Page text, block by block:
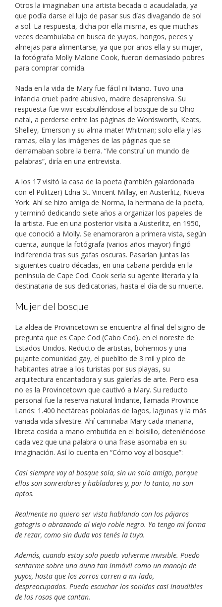
Otros la imaginaban una artista becada o acaudalada, ya
que podía darse el lujo de pasar sus días divagando de sol
a sol. La respuesta, dicha por ella misma, es que muchas
veces deambulaba en busca de yuyos, hongos, peces y
almejas para alimentarse, ya que por años ella y su mujer,
la fotógrafa Molly Malone Cook, fueron demasiado pobres
para comprar comida.
Nada en la vida de Mary fue fácil ni liviano. Tuvo una
infancia cruel: padre abusivo, madre desaprensiva. Su
respuesta fue vivir escabulléndose al bosque de su Ohio
natal, a perderse entre las páginas de Wordsworth, Keats,
Shelley, Emerson y su alma mater Whitman; solo ella y las
ramas, ella y las imágenes de las páginas que se
derramaban sobre la tierra. “Me construí un mundo de
palabras”, diría en una entrevista.
A los 17 visitó la casa de la poeta (también galardonada
con el Pulitzer) Edna St. Vincent Millay, en Austerlitz, Nueva
York. Ahí se hizo amiga de Norma, la hermana de la poeta,
y terminó dedicando siete años a organizar los papeles de
la artista. Fue en una posterior visita a Austerlitz, en 1950,
que conoció a Molly. Se enamoraron a primera vista, según
cuenta, aunque la fotógrafa (varios años mayor) fingió
indiferencia tras sus gafas oscuras. Pasarían juntas las
siguientes cuatro décadas, en una cabaña perdida en la
península de Cape Cod. Cook sería su agente literaria y la
destinataria de sus dedicatorias, hasta el día de su muerte.
Mujer del bosque
La aldea de Provincetown se encuentra al final del signo de
pregunta que es Cape Cod (Cabo Cod), en el noreste de
Estados Unidos. Reducto de artistas, bohemios y una
pujante comunidad gay, el pueblito de 3 mil y pico de
habitantes atrae a los turistas por sus playas, su
arquitectura encantadora y sus galerías de arte. Pero esa
no es la Provincetown que cautivó a Mary. Su reducto
personal fue la reserva natural lindante, llamada Province
Lands: 1.400 hectáreas pobladas de lagos, lagunas y la más
variada vida silvestre. Ahí caminaba Mary cada mañana,
libreta cosida a mano embutida en el bolsillo, deteniéndose
cada vez que una palabra o una frase asomaba en su
imaginación. Así lo cuenta en “Cómo voy al bosque”:
Casi siempre voy al bosque sola, sin un solo amigo, porque
ellos son sonreidores y habladores y, por lo tanto, no son
aptos.
Realmente no quiero ser vista hablando con los pájaros
gatogris o abrazando al viejo roble negro. Yo tengo mi forma
de rezar, como sin duda vos tenés la tuya.
Además, cuando estoy sola puedo volverme invisible. Puedo
sentarme sobre una duna tan inmóvil como un manojo de
yuyos, hasta que los zorros corren a mi lado,
despreocupados. Puedo escuchar los sonidos casi inaudibles
de las rosas que cantan.